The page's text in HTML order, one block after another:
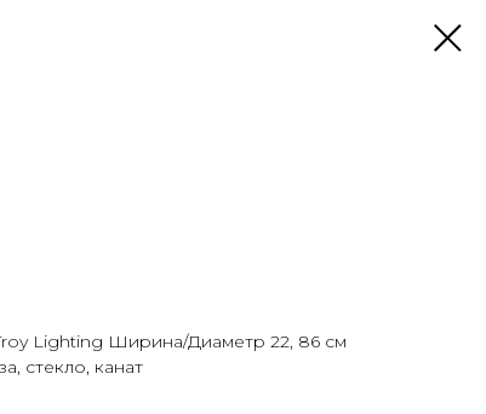
Lighting Ширина/Диаметр 22, 86 см
стекло, канат